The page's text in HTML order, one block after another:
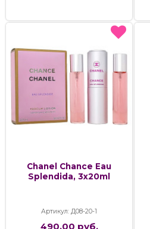
Chanel Chance Eau
Splendida, 3x20ml
Артикул: Д08-20-1
490.00 руб.